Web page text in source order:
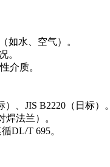
如水、空气）。
。
介质。
、JIS B2220（日标）。
焊法兰）。
DL/T 695。